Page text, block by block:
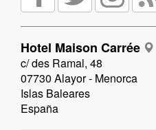
Hotel Maison Carrée
c/ des Ramal, 48
07730 Alayor - Menorca
Islas Baleares
España